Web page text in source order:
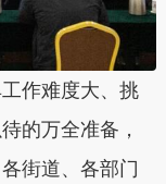
作难度大、挑
的万全准备，
街道、各部门